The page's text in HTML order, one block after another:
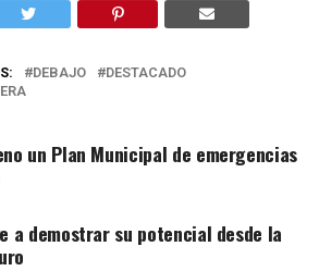
DEBAJO
DESTACADO
un Plan Municipal de emergencias
a demostrar su potencial desde la